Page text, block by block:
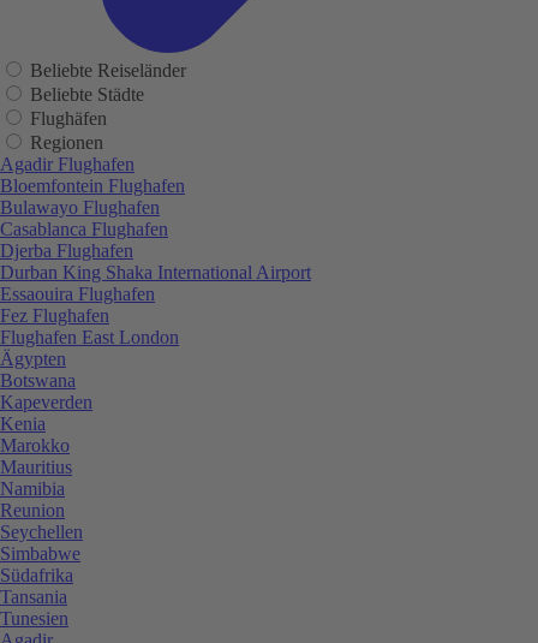
Beliebte Reiseländer
Beliebte Städte
Flughäfen
Regionen
Agadir Flughafen
Bloemfontein Flughafen
Bulawayo Flughafen
Casablanca Flughafen
Djerba Flughafen
Durban King Shaka International Airport
Essaouira Flughafen
Fez Flughafen
Flughafen East London
Ägypten
Botswana
Kapeverden
Kenia
Marokko
Mauritius
Namibia
Reunion
Seychellen
Simbabwe
Südafrika
Tansania
Tunesien